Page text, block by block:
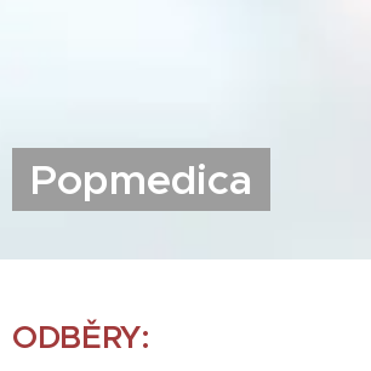
Popmedica
ODBĚRY: